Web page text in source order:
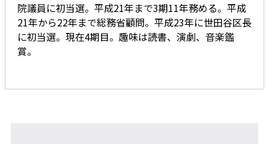
院議員に初当選。平成21年まで3期11年務める。平成
21年から22年まで総務省顧問。平成23年に世田谷区長
に初当選。現在4期目。趣味は読書、演劇、音楽鑑
賞。